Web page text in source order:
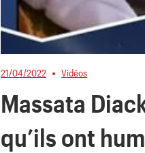
21/04/2022 Vidéos
Massata
qu’ils ont